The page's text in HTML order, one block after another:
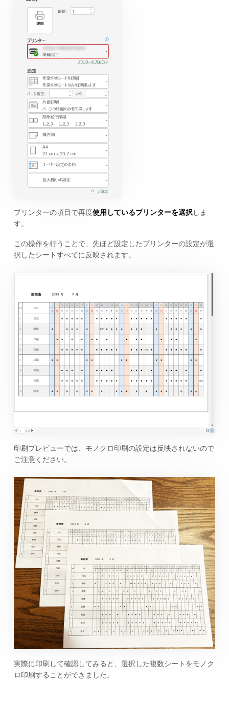
プリンターの項目で再度使用しているプリンターを選択 しま
す。
この操作を行うことで、先ほど設定したプリンターの設定が選
択したシートすべてに反映されます。
印刷プレビューでは、モノクロ印刷の設定は反映されないので
ご注意ください。
実際に印刷して確認してみると、選択した複数シートをモノク
ロ印刷することができました。